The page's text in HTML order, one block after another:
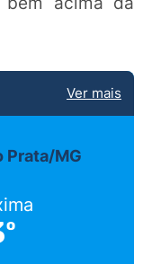
Ver mais
Prata/MG